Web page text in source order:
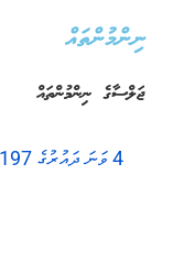
ނިންމުންތައް
ޖަލްސާގެ ނިންމުންތައް
4 ވަނަ ދައުރުގެ 197 ވަނަ ޖަލްސާގެ ނިންމުންތައް